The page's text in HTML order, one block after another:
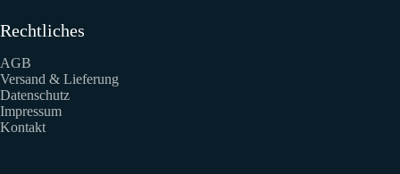
Rechtliches
AGB
Versand & Lieferung
Datenschutz
Impressum
Kontakt